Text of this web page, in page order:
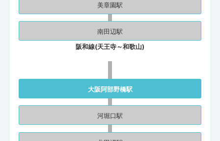
美章園駅
南田辺駅
阪和線(天王寺～和歌山)
大阪阿部野橋駅
河堀口駅